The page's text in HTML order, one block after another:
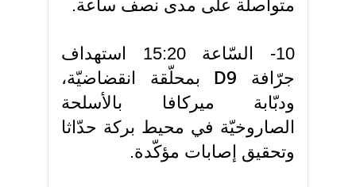
متواصلة على مدى نصف ساعة.
10- السّاعة 15:20 استهداف
جرّافة
D9
بمحلّقة انقضاضيّة،
ودبّابة ميركافا بالأسلحة
الصاروخيّة في محيط بركة حدّاثا
وتحقيق إصابات مؤكّدة.